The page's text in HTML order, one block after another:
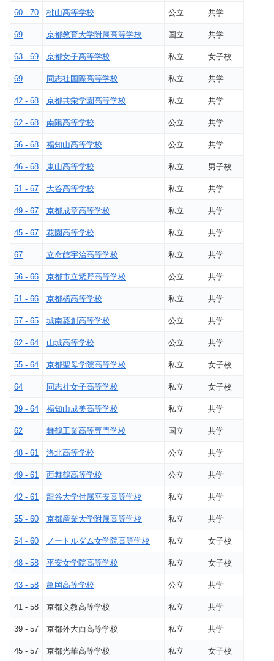
60 - 70 桃山高等学校 公立 共学
69 京都教育大学附属高等学校 国立 共学
63 - 69 京都女子高等学校 私立 女子校
69 同志社国際高等学校 私立 共学
42 - 68 京都共栄学園高等学校 私立 共学
62 - 68 南陽高等学校 公立 共学
56 - 68 福知山高等学校 公立 共学
46 - 68 東山高等学校 私立 男子校
51 - 67 大谷高等学校 私立 共学
49 - 67 京都成章高等学校 私立 共学
45 - 67 花園高等学校 私立 共学
67 立命館宇治高等学校 私立 共学
56 - 66 京都市立紫野高等学校 公立 共学
51 - 66 京都橘高等学校 私立 共学
57 - 65 城南菱創高等学校 公立 共学
62 - 64 山城高等学校 公立 共学
55 - 64 京都聖母学院高等学校 私立 女子校
64 同志社女子高等学校 私立 女子校
39 - 64 福知山成美高等学校 私立 共学
62 舞鶴工業高等専門学校 国立 共学
48 - 61 洛北高等学校 公立 共学
49 - 61 西舞鶴高等学校 公立 共学
42 - 61 龍谷大学付属平安高等学校 私立 共学
55 - 60 京都産業大学附属高等学校 私立 共学
54 - 60 ノートルダム女学院高等学校 私立 女子校
48 - 58 平安女学院高等学校 私立 女子校
43 - 58 亀岡高等学校 公立 共学
41 - 58 京都文教高等学校 私立 共学
39 - 57 京都外大西高等学校 私立 共学
45 - 57 京都光華高等学校 私立 女子校